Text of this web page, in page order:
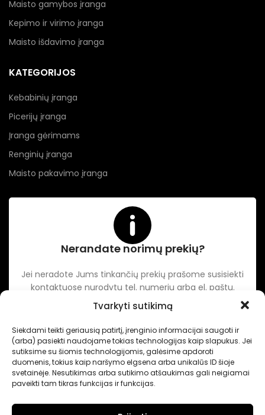
Tvarkyti sutikimą
Siekdami teikti geriausią patirtį, įrenginio informacijai saugoti ir
(arba) pasiekti naudojame tokias technologijas kaip slapukus. Jei
sutiksime su šiomis technologijomis, galėsime apdoroti
duomenis, tokius kaip naršymo elgsena arba unikalūs ID šioje
svetainėje. Nesutikimas arba sutikimo atšaukimas gali neigiamai
paveikti tam tikras funkcijas ir funkcijas.
Maisto gamybos įranga
Kepimo ir virimo įranga
Maisto išdavimo įranga
KATEGORIJOS
Kebabinių įranga
Picerijų įranga
Įranga gėrimams
Renginių įranga
Maisto pakavimo įranga
Nerandate norimų prekių?
Jei neradote Jums tinkančių prekių prašome susisiekti
kontaktuose nurodytu tel. numeriu arba el. paštu.
Intertechnika Sukurta pagal užsakymą Dominykas Vitkauskas
Internetinių svetainių sprendimai